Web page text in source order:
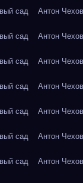
сад Антон
сад Антон
сад Антон
сад Антон
сад Антон
сад Антон
сад Антон